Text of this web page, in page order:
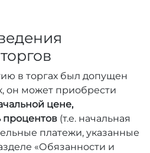
в торгах был допущен
он может приобрести
цене,
процентов (т.е. начальная
платежи, указанные
«Обязанности и